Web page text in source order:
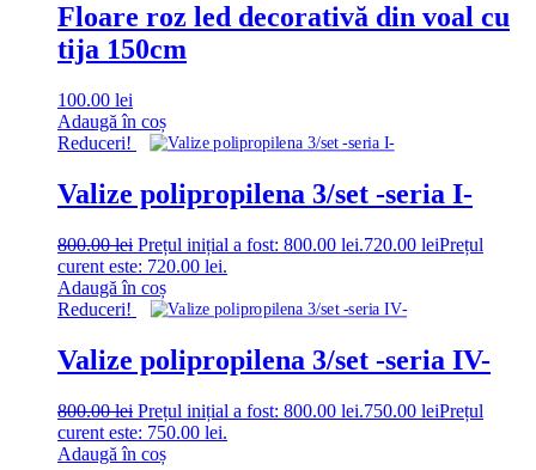
Floare roz led decorativă din voal cu
tija 150cm
100.00 lei
Adaugă în coș
Reduceri!
Valize polipropilena 3/set -seria I-
800.00lei Prețul inițial a fost: 800.00 lei.720.00 leiPrețul
curent este: 720.00 lei.
Adaugă în coș
Reduceri!
Valize polipropilena 3/set -seria IV-
800.00lei Prețul inițial a fost: 800.00 lei.750.00 leiPrețul
curent este: 750.00 lei.
Adaugă în coș